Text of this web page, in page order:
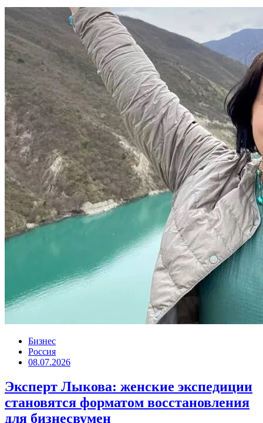
Бизнес
Россия
08.07.2026
Эксперт Лыкова: женские экспедиции
становятся форматом восстановления
для бизнесвумен